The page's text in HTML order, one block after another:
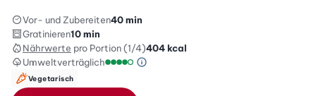
Vor- und Zubereiten40 min
Gratinieren10 min
Nährwerte pro Portion (1/4)404kcal
Umweltverträglich
Green Betty Skala Info
Vegetarisch